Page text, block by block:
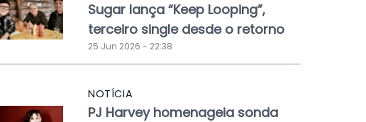
Sugar lança “Keep Looping”,
terceiro single desde o retorno
25 Jun 2026 - 22:38
NOTÍCIA
PJ Harvey homenageia sonda